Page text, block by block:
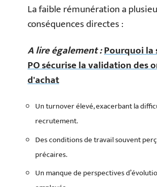
La faible rémunération a
conséquences directes :
A lire également :Pourquoi
PO sécurise la validation des
d'achat
Un turnover élevé, exacerbant la
recrutement.
Des conditions de travail souvent
précaires.
Un manque de perspectives